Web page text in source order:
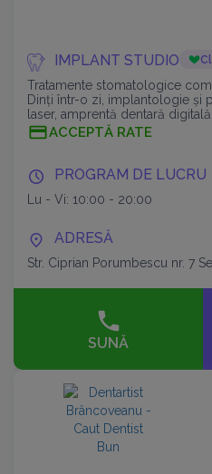
IMPLANT STUDIO
Tratamente stomatologice
Dinți într-o zi, implantologie și
laser, amprentă dentară digitală.
ACCEPTĂ RATE
PROGRAM DE LUCRU
Lu - Vi: 10:00 - 20:00
ADRESĂ
Str. Ciprian Porumbescu nr. 7
SUNĂ